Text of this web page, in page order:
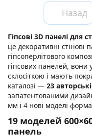
Назад
Гіпсові 3D панелі для
це декоративні стінові
гіпсоперлітового
гіпсових панелей, вони
склосіткою і мають
каталозі — 23
запатентованими
мм і 4 нові моделі
19 моделей
панель